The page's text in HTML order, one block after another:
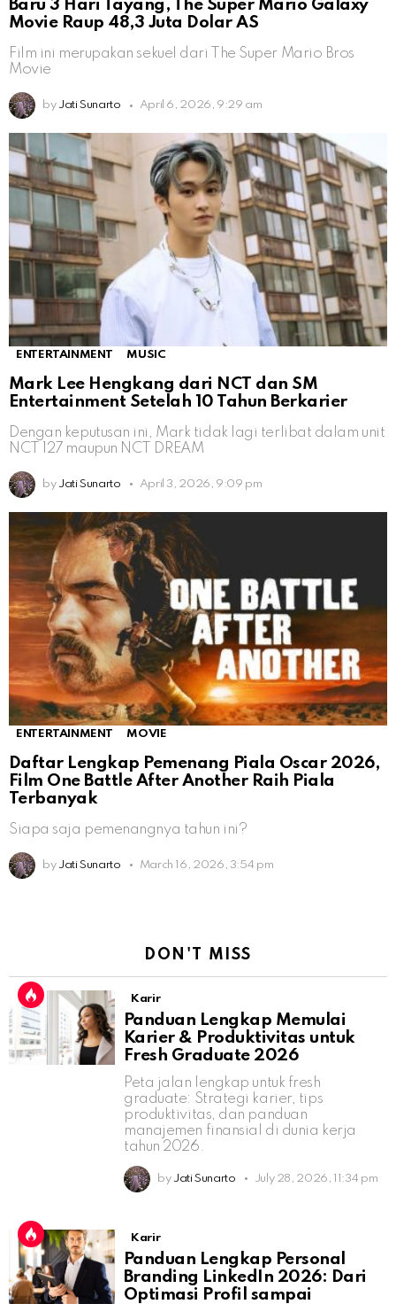
Baru 3 Hari Tayang, The Super Mario Galaxy
Movie Raup 48,3 Juta Dolar AS
Film ini merupakan sekuel dari The Super Mario Bros
Movie
by Jati Sunarto April 6, 2026, 9:29 am
ENTERTAINMENT MUSIC
Mark Lee Hengkang dari NCT dan SM
Entertainment Setelah 10 Tahun Berkarier
Dengan keputusan ini, Mark tidak lagi terlibat dalam unit
NCT 127 maupun NCT DREAM
by Jati Sunarto April 3, 2026, 9:09 pm
ENTERTAINMENT MOVIE
Daftar Lengkap Pemenang Piala Oscar 2026,
Film One Battle After Another Raih Piala
Terbanyak
Siapa saja pemenangnya tahun ini?
by Jati Sunarto March 16, 2026, 3:54 pm
DON'T MISS
Karir
Panduan Lengkap Memulai
Karier & Produktivitas untuk
Fresh Graduate 2026
Peta jalan lengkap untuk fresh
graduate: Strategi karier, tips
produktivitas, dan panduan
manajemen finansial di dunia kerja
tahun 2026.
by Jati Sunarto July 28, 2026, 11:34 pm
Karir
Panduan Lengkap Personal
Branding LinkedIn 2026: Dari
Optimasi Profil sampai